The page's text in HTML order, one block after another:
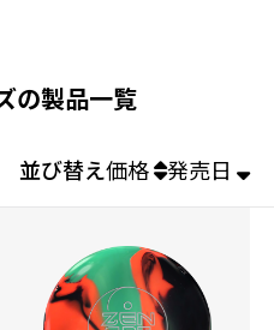
の製品一覧
並び替え価格 発売日